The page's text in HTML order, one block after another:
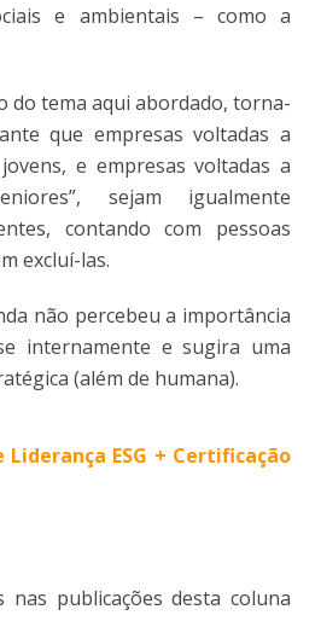
e ambientais – como a
do tema aqui abordado, torna-
que empresas voltadas a
e empresas voltadas a
sejam igualmente
contando com pessoas
excluí-las.
não percebeu a importância
internamente e sugira uma
(além de humana).
Liderança ESG + Certificação
nas publicações desta coluna